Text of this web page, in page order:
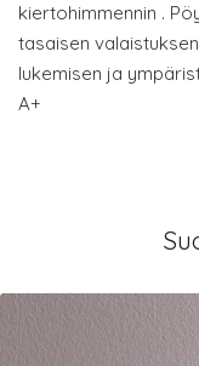
kiertohimmennin .
tasaisen
lukemisen ja
A+